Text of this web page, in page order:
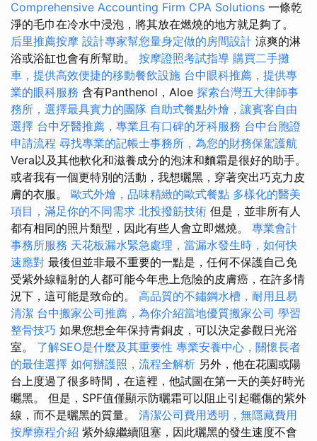
Comprehensive Accounting Firm CPA Solutions 一條乾
淨的毛巾在冷水中浸泡，將其放在燃燒的地方就足夠了。
后里推薦按摩 設計專家幫您量身定做的房間設計 涼爽的淋
浴或浴缸也會有所幫助。 按摩證照考試指導 購買二手攤
車，提供高效便捷的移動餐飲設施 台中眼科推薦，提供專
業的眼科服務 含有Panthenol，Aloe 探索台灣五大律師事
務所，選擇最具實力的團隊 自助式餐點外燴，讓賓客自由
選擇 台中牙醫推薦，專業且有口碑的牙科服務 台中台胞證
申請流程 尋找專業的記帳士事務所，為您的財務保駕護航
Vera以及其他軟化和滋養成分的泡沫和麵霜是很好的助手。
或者我有一個更特別的活動，我想曬黑，穿著突出巧克力皮
膚的衣服。 歐式外燴，品味精緻的歐式餐點 多樣化的醫美
項目，滿足你的不同需求 北投撥筋技術 但是，並非所有人
都有相同的照片類型，因此有些人會立即燃燒。 專業會計
事務所服務 天花板漏水緊急處理，當漏水發生時，如何快
速應對 最後但並非最不重要的一點是，任何不保護自己免
受紫外線輻射的人都可能今年患上危險的皮膚癌，在許多情
況下，這可能是致命的。 高品質的不鏽鋼水槽，耐用且易
清潔 台中搬家公司推薦，為你介紹當地優質搬家公司 學習
整骨技巧 如果您想全年保持青銅皮，可以決定參觀日光浴
室。 了解SEO是什麼及其重要性 專業安養中心，關懷長者
的最佳選擇 如何辦護照，流程全解析 另外，他在花園或陽
台上度過了很多時間，在這裡，他試圖在第一天的美好時光
曬黑。 但是，SPF值僅顯示防曬霜可以阻止引起曬傷的紫外
線，而不是曬黑的質量。 清潔公司費用透明，無隱藏費用
按摩療程介紹 紫外線繼續阻塞，因此曬黑的發生速度不會